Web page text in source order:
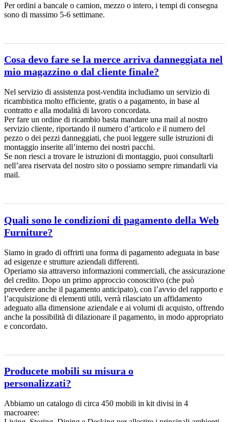
Per ordini a bancale o camion, mezzo o intero, i tempi di consegna
sono di massimo 5-6 settimane.
Cosa devo fare se la merce arriva danneggiata nel
mio magazzino o dal cliente finale?
Nel servizio di assistenza post-vendita includiamo un servizio di
ricambistica molto efficiente, gratis o a pagamento, in base al
contratto e alla modalità di lavoro concordata.
Per fare un ordine di ricambio basta mandare una mail al nostro
servizio cliente, riportando il numero d’articolo e il numero del
pezzo o dei pezzi danneggiati, che puoi leggere sulle istruzioni di
montaggio inserite all’interno dei nostri pacchi.
Se non riesci a trovare le istruzioni di montaggio, puoi consultarli
nell’area riservata del nostro sito o possiamo sempre rimandarli via
mail.
Quali sono le condizioni di pagamento della Web
Furniture?
Siamo in grado di offrirti una forma di pagamento adeguata in base
ad esigenze e strutture aziendali differenti.
Operiamo sia attraverso informazioni commerciali, che assicurazione
del credito. Dopo un primo approccio conoscitivo (che può
prevedere anche il pagamento anticipato), con l’avvio del rapporto e
l’acquisizione di elementi utili, verrà rilasciato un affidamento
adeguato alla dimensione aziendale e ai volumi di acquisto, offrendo
anche la possibilità di dilazionare il pagamento, in modo appropriato
e concordato.
Producete mobili su misura o
personalizzati?
Abbiamo un catalogo di circa 450 mobili in kit divisi in 4
macroaree: